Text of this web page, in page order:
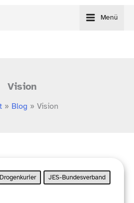
Menü
Vision
Blog Vision
Drogenkurier
JES-Bundesverband